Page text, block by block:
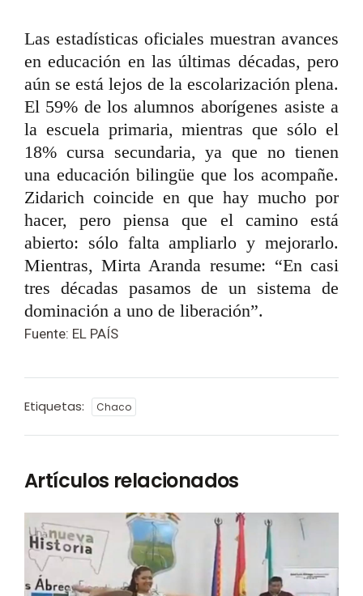
Las estadísticas oficiales muestran avances
en educación en las últimas décadas, pero
aún se está lejos de la escolarización plena.
El 59% de los alumnos aborígenes asiste a
la escuela primaria, mientras que sólo el
18% cursa secundaria, ya que no tienen
una educación bilingüe que los acompañe.
Zidarich coincide en que hay mucho por
hacer, pero piensa que el camino está
abierto: sólo falta ampliarlo y mejorarlo.
Mientras, Mirta Aranda resume: “En casi
tres décadas pasamos de un sistema de
dominación a uno de liberación”.
Fuente: EL PAÍS
Etiquetas: Chaco
Artículos relacionados